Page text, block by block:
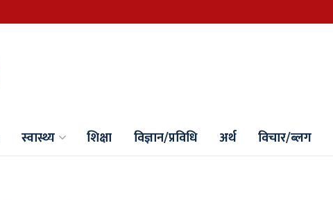
स्वास्थ्य शिक्षा विज्ञान/प्रविधि अर्थ विचार/ब्लग